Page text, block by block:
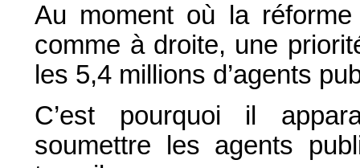
Au moment où la
comme à droite, une
les 5,4 millions d’agents
C’est pourquoi il
soumettre les agents